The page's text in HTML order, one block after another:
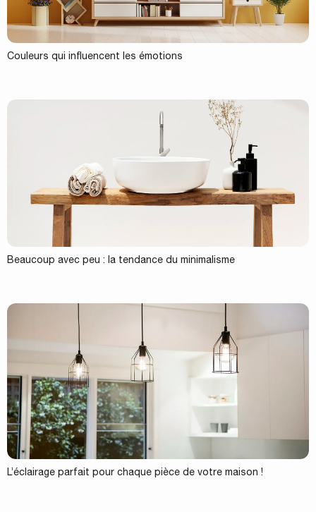
Couleurs qui influencent les émotions
Beaucoup avec peu : la tendance du minimalisme
L’éclairage parfait pour chaque pièce de votre maison !